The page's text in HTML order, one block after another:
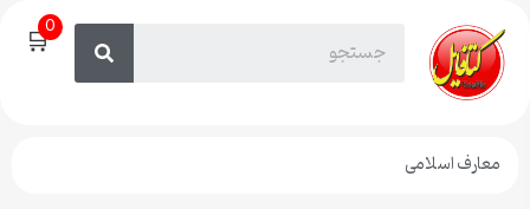
🛒0
معارف اسلامی